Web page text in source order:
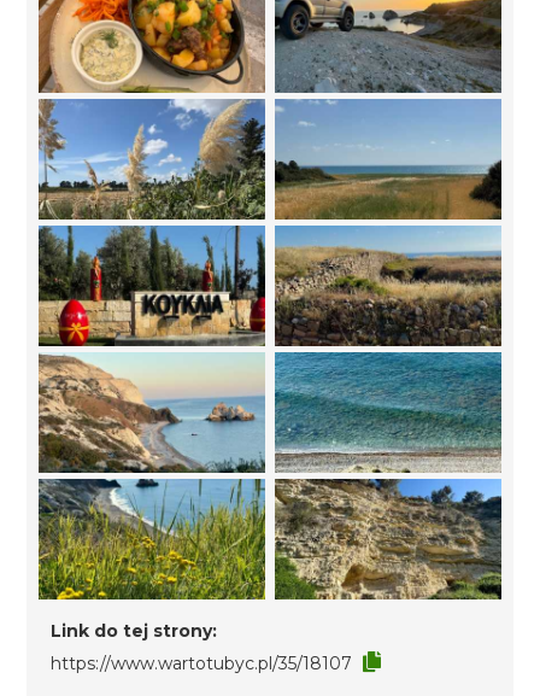
Link do tej strony:
https://www.wartotubyc.pl/35/18107